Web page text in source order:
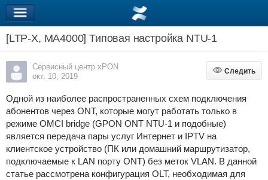
[LTP-X, MA4000] Типовая настройка NTU-1
Сервисный центр xPON
окт. 10, 2019
Следить
Следить
Одной из наиболее распространенных схем подключения
абонентов через ONT, которые могут работать только в
режиме OMCI bridge (GPON ONT NTU-1 и подобные)
является передача пары услуг Интернет и IPTV на
клиентское устройство (ПК или домашний маршрутизатор,
подключаемые к LAN порту ONT) без меток VLAN. В данной
статье рассмотрена конфигурация OLT, необходимая для